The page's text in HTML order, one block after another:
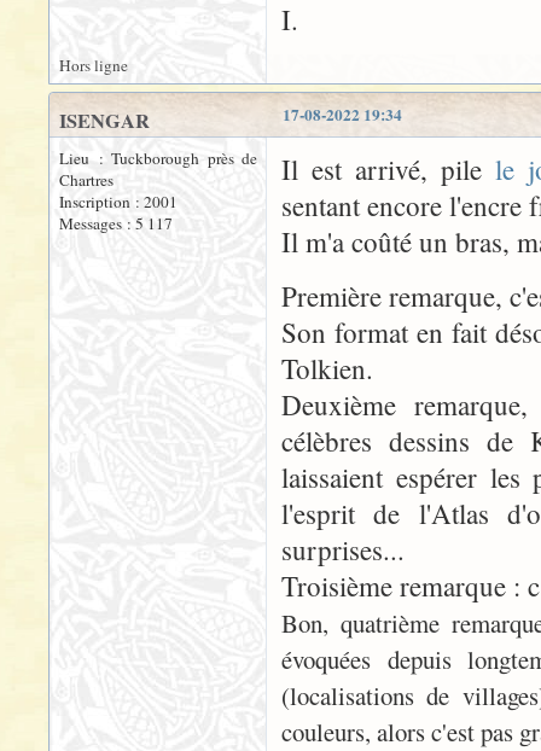
I.
Hors ligne
17-08-2022 19:34
ISENGAR
Lieu : Tuckborough près de
Chartres
Inscription : 2001
Messages : 5 117
Il est arrivé, pile le
sentant encore l'encre
Il m'a coûté un bras,
Première remarque,
Son format en fait
Tolkien.
Deuxième
célèbres dessins de
laissaient espérer
l'esprit de l'Atlas
surprises...
Troisième remarque :
Bon, quatrième
évoquées depuis
(localisations de
couleurs, alors c'est pas